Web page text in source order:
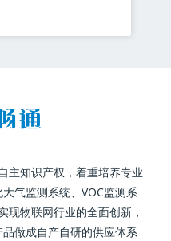
主知识产权，着重培养专业
气监测系统、VOC监测系
现物联网行业的全面创新，
做成自产自研的供应体系